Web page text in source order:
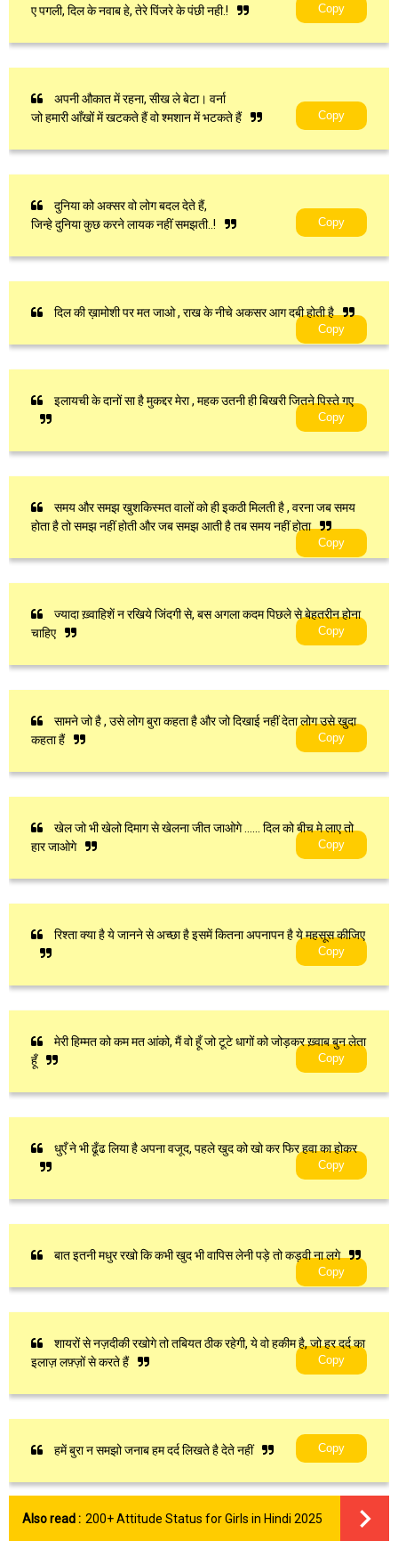
ए पगली, दिल के नवाब हे, तेरे पिंजरे के पंछी नही.!
Copy
अपनी औकात में रहना, सीख ले बेटा। वर्ना
जो हमारी आँखों में खटकते हैं वो श्मशान में भटकते हैं
Copy
दुनिया को अक्सर वो लोग बदल देते हैं,
जिन्हे दुनिया कुछ करने लायक नहीं समझती..!
Copy
दिल की ख़ामोशी पर मत जाओ , राख के नीचे अकसर आग दबी होती है
Copy
इलायची के दानों सा है मुकद्दर मेरा , महक उतनी ही बिखरी जितने पिस्ते गए
Copy
समय और समझ खुशकिस्मत वालों को ही इकठी मिलती है , वरना जब समय
होता है तो समझ नहीं होती और जब समझ आती है तब समय नहीं होता
Copy
ज्यादा ख़्वाहिशें न रखिये जिंदगी से, बस अगला कदम पिछले से बेहतरीन होना
चाहिए
Copy
सामने जो है , उसे लोग बुरा कहता है और जो दिखाई नहीं देता लोग उसे खुदा
कहता हैं
Copy
खेल जो भी खेलो दिमाग से खेलना जीत जाओगे …… दिल को बीच मे लाए तो
हार जाओगे
Copy
रिश्ता क्या है ये जानने से अच्छा है इसमें कितना अपनापन है ये महसूस कीजिए
Copy
मेरी हिम्मत को कम मत आंको, मैं वो हूँ जो टूटे धागों को जोड़कर ख़्वाब बुन लेता
हूँ
Copy
धुएँ ने भी ढूँढ लिया है अपना वजूद, पहले खुद को खो कर फिर हवा का होकर
Copy
बात इतनी मधुर रखो कि कभी खुद भी वापिस लेनी पड़े तो कड़वी ना लगे
Copy
शायरों से नज़दीकी रखोगे तो तबियत ठीक रहेगी, ये वो हकीम है, जो हर दर्द का
इलाज़ लफ़्ज़ों से करते हैं
Copy
हमें बुरा न समझो जनाब हम दर्द लिखते है देते नहीं Copy
Also read : 200+ Attitude Status for Girls in Hindi 2025